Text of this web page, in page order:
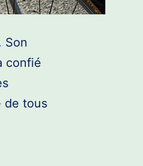
Son
confié
de tous